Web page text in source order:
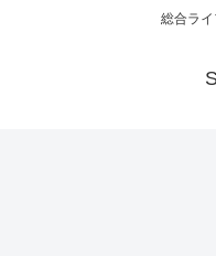
総合ラ